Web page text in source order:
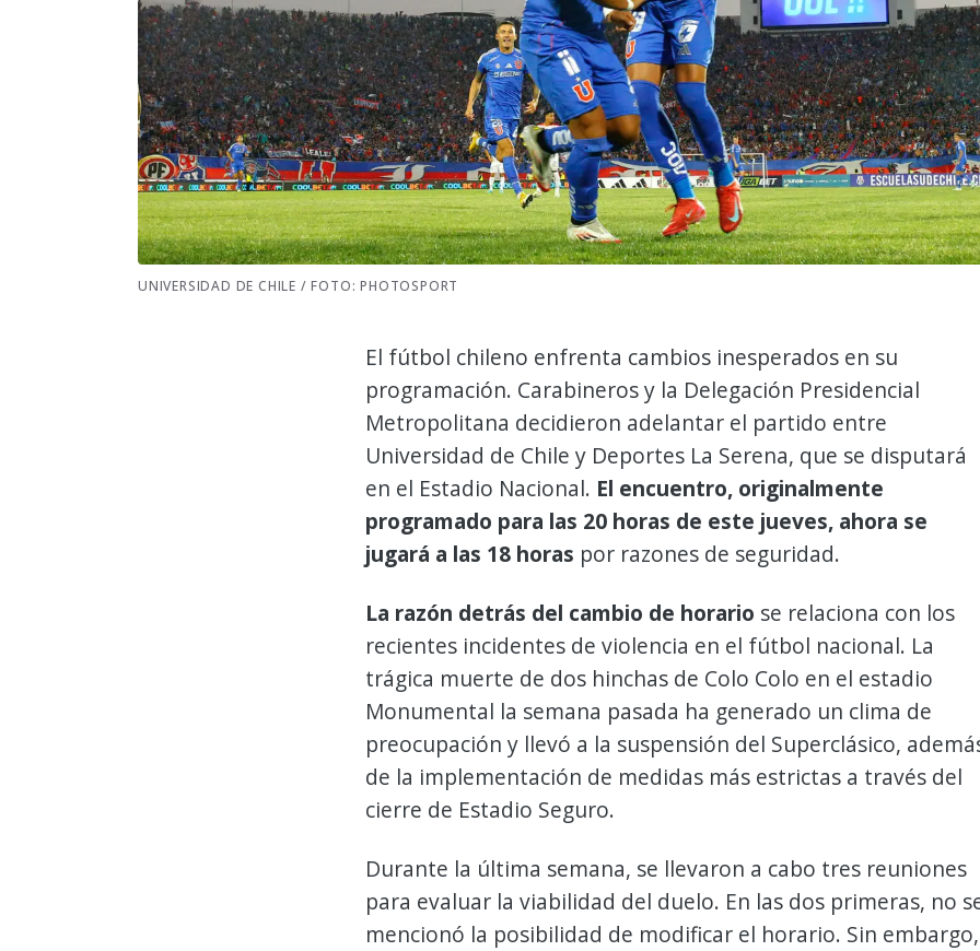
UNIVERSIDAD DE CHILE / FOTO: PHOTOSPORT
El fútbol chileno enfrenta cambios inesperados en su
programación. Carabineros y la Delegación Presidencial
Metropolitana decidieron adelantar el partido entre
Universidad de Chile y Deportes La Serena, que se disputará
en el Estadio Nacional. El encuentro, originalmente
programado para las 20 horas de este jueves, ahora se
jugará a las 18 horas por razones de seguridad.
La razón detrás del cambio de horario se relaciona con los
recientes incidentes de violencia en el fútbol nacional. La
trágica muerte de dos hinchas de Colo Colo en el estadio
Monumental la semana pasada ha generado un clima de
preocupación y llevó a la suspensión del Superclásico,
de la implementación de medidas más estrictas a través del
cierre de Estadio Seguro.
Durante la última semana, se llevaron a cabo tres reuniones
para evaluar la viabilidad del duelo. En las dos primeras, no
mencionó la posibilidad de modificar el horario. Sin embargo,